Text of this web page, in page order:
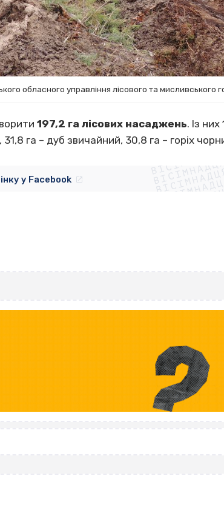
обласного управління лісового та мисливського
197,2 га лісових насаджень. Із
га – дуб звичайний, 30,8 га – горіх
у Facebook